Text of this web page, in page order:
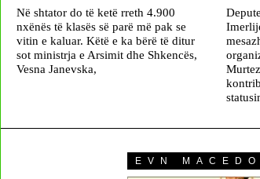
Në shtator do të ketë rreth 4.900
nxënës të klasës së parë më pak se
vitin e kaluar. Këtë e ka bërë të ditur
sot ministrja e Arsimit dhe Shkencës,
Vesna Janevska,
EVN